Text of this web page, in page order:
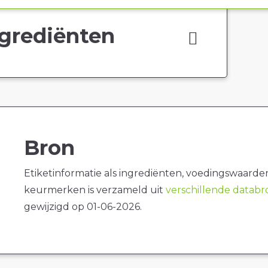
Bron
Etiketinformatie als ingrediënten,
keurmerken is verzameld uit verschillende
gewijzigd op 01-06-2026.